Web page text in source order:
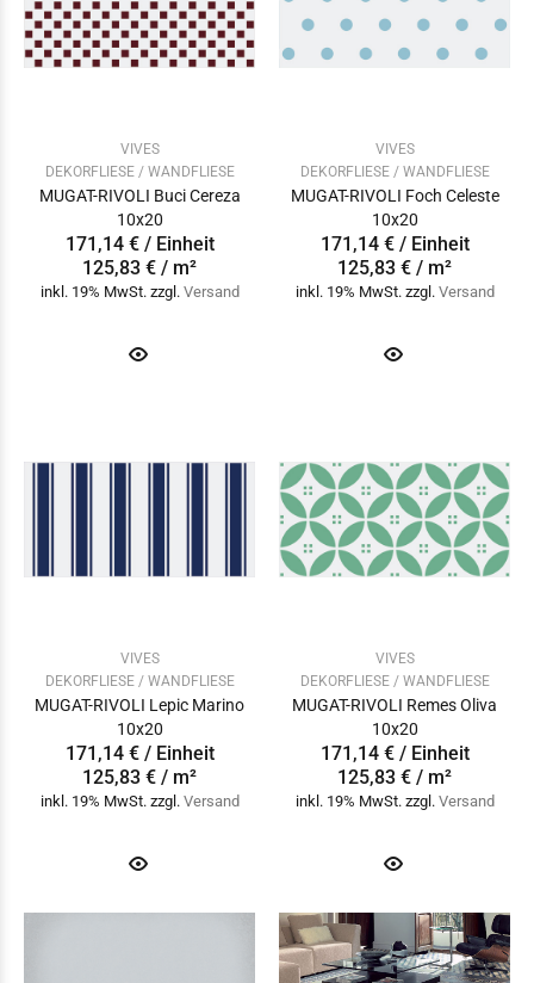
VIVES
DEKORFLIESE / WANDFLIESE
MUGAT-RIVOLI Buci Cereza
10x20
171,14 € / Einheit
125,83 € / m²
inkl. 19% MwSt. zzgl. Versand
VIVES
DEKORFLIESE / WANDFLIESE
MUGAT-RIVOLI Foch Celeste
10x20
171,14 € / Einheit
125,83 € / m²
inkl. 19% MwSt. zzgl. Versand
VIVES
DEKORFLIESE / WANDFLIESE
MUGAT-RIVOLI Lepic Marino
10x20
171,14 € / Einheit
125,83 € / m²
inkl. 19% MwSt. zzgl. Versand
VIVES
DEKORFLIESE / WANDFLIESE
MUGAT-RIVOLI Remes Oliva
10x20
171,14 € / Einheit
125,83 € / m²
inkl. 19% MwSt. zzgl. Versand